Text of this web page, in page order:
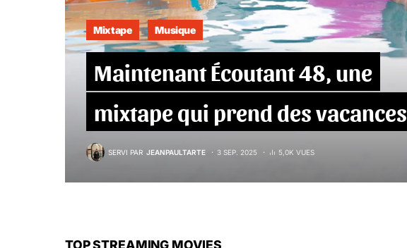
Mixtape Musique
Maintenant Écoutant 48, une
mixtape qui prend des vacances
SERVI PAR JEANPAULTARTE 3 SEP. 2025 5,0K VUES